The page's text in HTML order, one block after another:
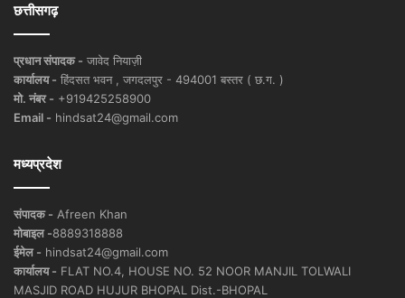
छत्तीसगढ़
प्रधान संपादक - जावेद नियाज़ी
कार्यालय - हिंदसत भवन , जगदलपुर - 494001 बस्तर ( छ.ग. )
मो. नंबर - +919425258900
Email - hindsat24@gmail.com
मध्यप्रदेश
संपादक - Afreen Khan
मोबाइल -8889318888
ईमेल - hindsat24@gmail.com
कार्यालय - FLAT NO.4, HOUSE NO. 52 NOOR MANJIL TOLWALI
MASJID ROAD HUJUR BHOPAL Dist.-BHOPAL